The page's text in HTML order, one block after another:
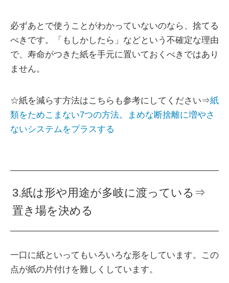
必ずあとで使うことがわかっていないのなら、捨てる
べきです。「もしかしたら」などという不確定な理由
で、寿命がつきた紙を手元に置いておくべきではあり
ません。
☆紙を減らす方法はこちらも参考にしてください⇒紙
類をためこまない7つの方法。まめな断捨離に増やさ
ないシステムをプラスする
3.紙は形や用途が多岐に渡っている⇒
置き場を決める
一口に紙といってもいろいろな形をしています。この
点が紙の片付けを難しくしています。